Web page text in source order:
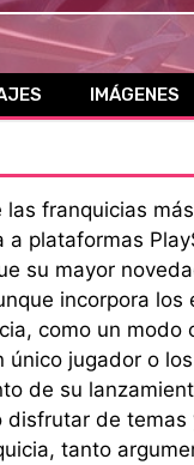
IMÁGENES
las franquicias
a plataformas
su mayor
incorpora
como un modo
único jugador o
de su
disfrutar de
tanto